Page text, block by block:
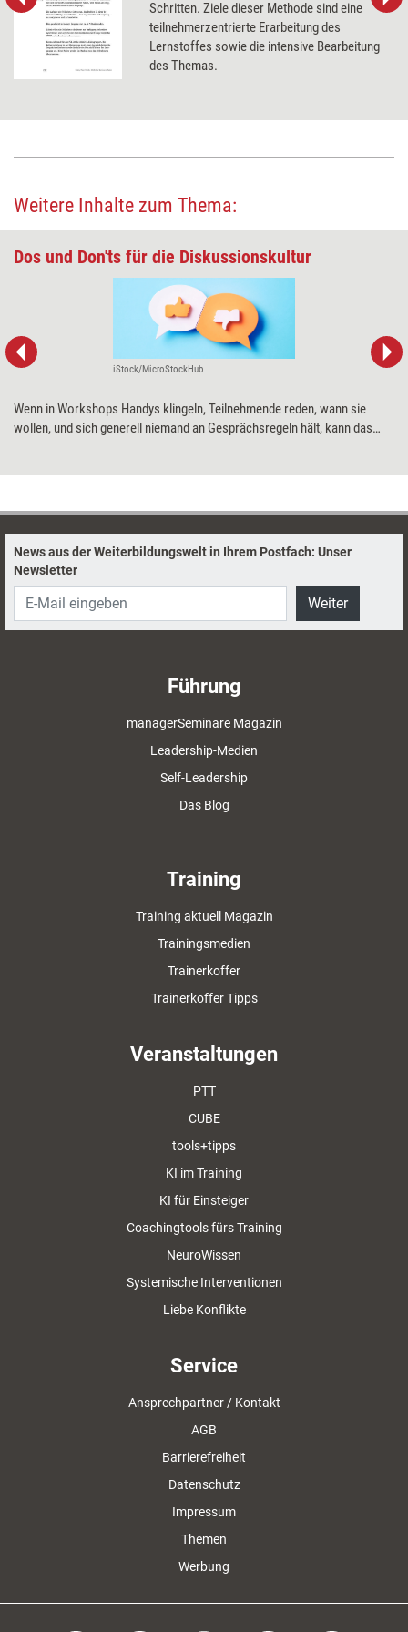
Schritten. Ziele dieser Methode sind eine
teilnehmerzentrierte Erarbeitung des
Lernstoffes sowie die intensive Bearbeitung
des Themas.
Weitere Inhalte zum Thema:
Dos und Don'ts für die Diskussionskultur
iStock/MicroStockHub
Wenn in Workshops Handys klingeln, Teilnehmende reden, wann sie
wollen, und sich generell niemand an Gesprächsregeln hält, kann das
News aus der Weiterbildungswelt in Ihrem Postfach: Unser
Newsletter
Weiter
Führung
managerSeminare Magazin
Leadership-Medien
Self-Leadership
Das Blog
Training
Training aktuell Magazin
Trainingsmedien
Trainerkoffer
Trainerkoffer Tipps
Veranstaltungen
PTT
CUBE
tools+tipps
KI im Training
KI für Einsteiger
Coachingtools fürs Training
NeuroWissen
Systemische Interventionen
Liebe Konflikte
Service
Ansprechpartner / Kontakt
AGB
Barrierefreiheit
Datenschutz
Impressum
Themen
Werbung